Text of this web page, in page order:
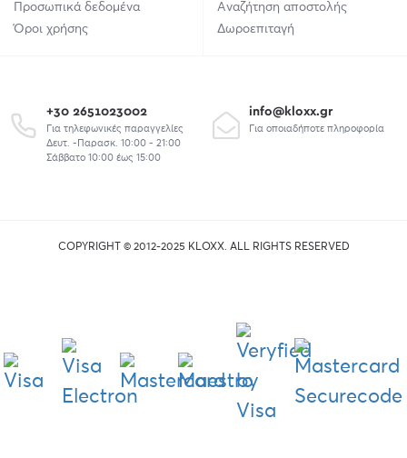
Προσωπικά δεδομένα
Όροι χρήσης
Αναζήτηση αποστολής
Δωροεπιταγή
+30 2651023002
Για τηλεφωνικές παραγγελίες
Δευτ. -Παρασκ. 10:00 - 21:00
Σάββατο 10:00 έως 15:00
info@kloxx.gr
Για οποιαδήποτε πληροφορία
COPYRIGHT © 2012-2025 KLOXX. ALL RIGHTS RESERVED